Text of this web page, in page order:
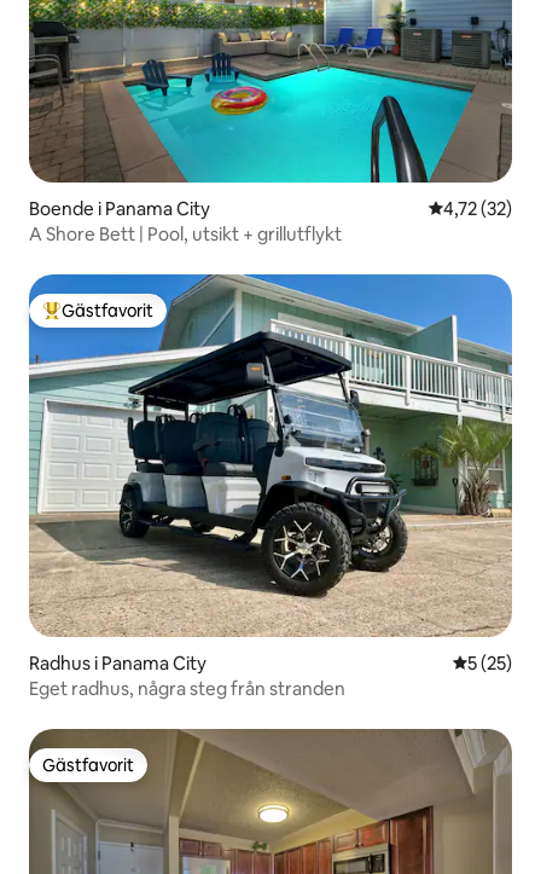
Boende i Panama City 4,72 av 5 i
4,72 (32)
A Shore Bett | Pool, utsikt + grillutflykt
Populär gästfavorit
Gästfavorit
Radhus i Panama City 5 av 5 i
5 (25)
Eget radhus, några steg från stranden
Gästfavorit
Gästfavorit